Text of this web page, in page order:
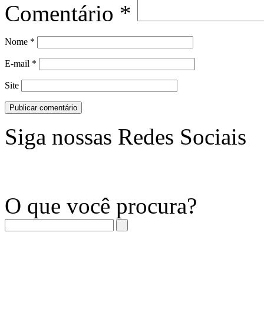
Comentário *
Nome *
E-mail *
Site
Siga nossas Redes Sociais
O que você procura?